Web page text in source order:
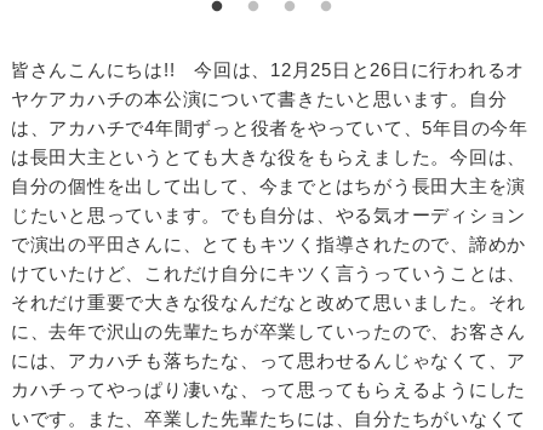
皆さんこんにちは!! 今回は、12月25日と26日に行われるオ
ヤケアカハチの本公演について書きたいと思います。自分
は、アカハチで4年間ずっと役者をやっていて、5年目の今年
は長田大主というとても大きな役をもらえました。今回は、
自分の個性を出して出して、今までとはちがう長田大主を演
じたいと思っています。でも自分は、やる気オーディション
で演出の平田さんに、とてもキツく指導されたので、諦めか
けていたけど、これだけ自分にキツく言うっていうことは、
それだけ重要で大きな役なんだなと改めて思いました。それ
に、去年で沢山の先輩たちが卒業していったので、お客さん
には、アカハチも落ちたな、って思わせるんじゃなくて、ア
カハチってやっぱり凄いな、って思ってもらえるようにした
いです。また、卒業した先輩たちには、自分たちがいなくて